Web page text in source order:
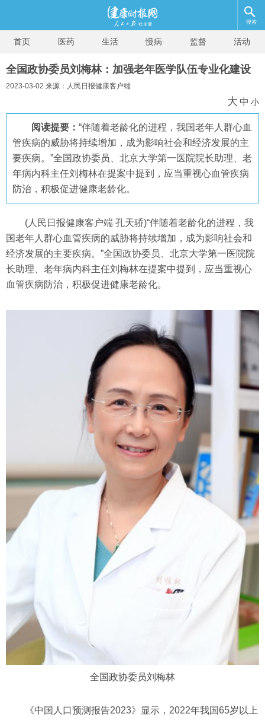
搜索
首页 医药 生活 慢病 监督 活动
全国政协委员刘梅林：加强老年医学队伍专业化建设
2023-03-02 来源：人民日报健康客户端
大 中 小
阅读提要： “伴随着老龄化的进程，我国老年人群心血
管疾病的威胁将持续增加，成为影响社会和经济发展的主
要疾病。”全国政协委员、北京大学第一医院院长助理、老
年病内科主任刘梅林在提案中提到，应当重视心血管疾病
防治，积极促进健康老龄化。
(人民日报健康客户端 孔天骄)“伴随着老龄化的进程，我
国老年人群心血管疾病的威胁将持续增加，成为影响社会和
经济发展的主要疾病。”全国政协委员、北京大学第一医院院
长助理、老年病内科主任刘梅林在提案中提到，应当重视心
血管疾病防治，积极促进健康老龄化。
全国政协委员刘梅林
《中国人口预测报告2023》显示，2022年我国65岁以上